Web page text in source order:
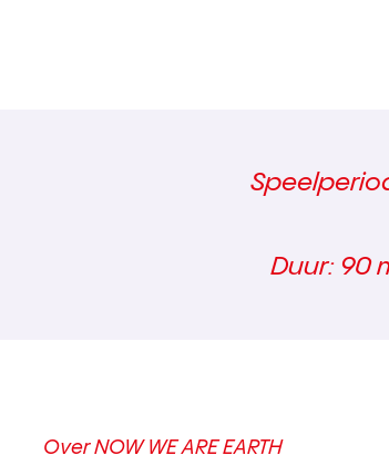
Duur: 90
Over NOW WE ARE EARTH